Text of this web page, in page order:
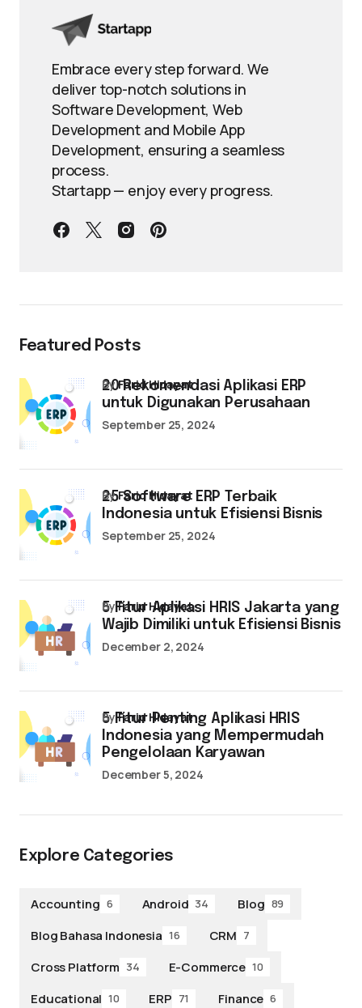
Embrace every step forward. We
deliver top-notch solutions in
Software Development, Web
Development and Mobile App
Development, ensuring a seamless
process.
Startapp — enjoy every progress.
Featured Posts
20 Rekomendasi Aplikasi ERP
untuk Digunakan Perusahaan
byFarid Hidayat
September 25, 2024
25 Software ERP Terbaik
Indonesia untuk Efisiensi Bisnis
byFarid Hidayat
September 25, 2024
5 Fitur Aplikasi HRIS Jakarta yang
Wajib Dimiliki untuk Efisiensi Bisnis
byFarid Hidayat
December 2, 2024
5 Fitur Penting Aplikasi HRIS
Indonesia yang Mempermudah
Pengelolaan Karyawan
byFarid Hidayat
December 5, 2024
Explore Categories
Accounting 6 Android 34 Blog 89
Blog Bahasa Indonesia 16 CRM 7
Cross Platform 34 E-Commerce 10
Educational 10 ERP 71 Finance 6